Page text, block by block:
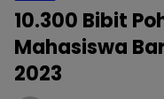
10.300 Bibit
Mahasiswa
2023